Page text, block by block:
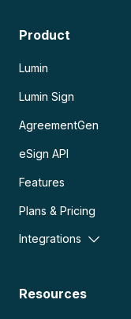
Product
Lumin
Lumin Sign
AgreementGen
eSign API
Features
Plans & Pricing
Integrations
Resources